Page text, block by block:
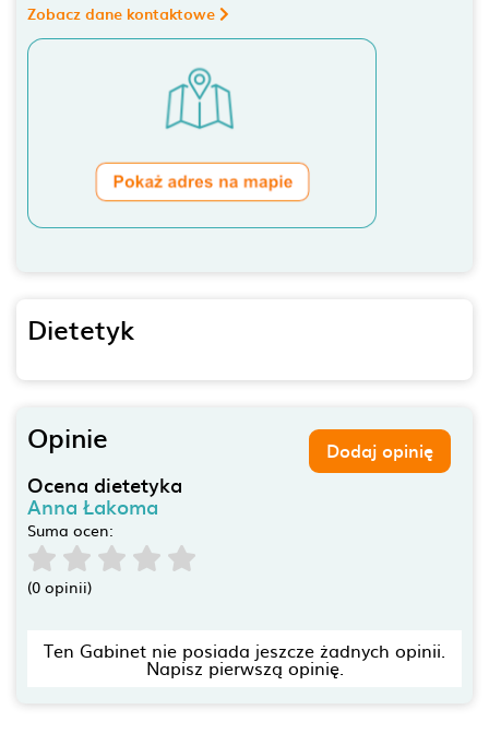
Zobacz dane kontaktowe
Dietetyk
Opinie Dodaj opinię
Ocena dietetyka
Anna Łakoma
Suma ocen:
(0 opinii)
Ten Gabinet nie posiada jeszcze żadnych opinii.
Napisz pierwszą opinię.